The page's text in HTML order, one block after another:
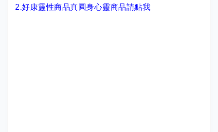
2.好康靈性商品真圓身心靈商品請點我